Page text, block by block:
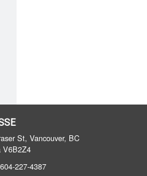
St, Vancouver, BC
V6B2Z4
227-4387